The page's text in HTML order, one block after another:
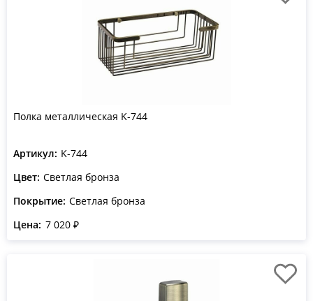
Полка металлическая K-744
Артикул: K-744
Цвет: Светлая бронза
Покрытие: Светлая бронза
Цена: 7 020 ₽